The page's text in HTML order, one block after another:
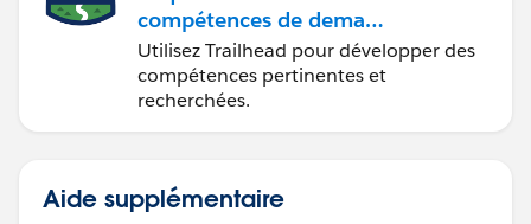
compétences de demain
avec Trailhead
Utilisez Trailhead pour développer des
compétences pertinentes et
recherchées.
Aide supplémentaire